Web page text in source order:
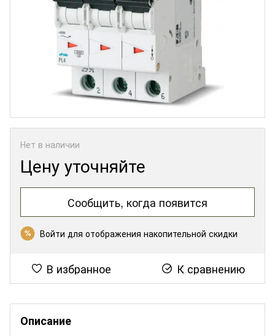
Нет в наличии
Цену уточняйте
Сообщить, когда появится
% Войти для отображения накопительной скидки
В избранное К сравнению
Описание